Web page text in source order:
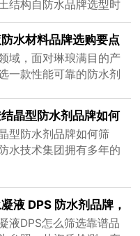
结构自防水品牌选型时
价格或盲目跟风的误
渗漏问题频发。科洛自
结构自防水领域多年的
务过三峡工程、南水北
程、川藏铁路、青岛地
级重点项目，凭借着多
，给大家梳理选型时必
个关键点，帮大家避开
水材料品牌选购要点
域，面对琳琅满目的产
一款性能可靠的防水剂
凝液防水材料品牌因其
理而备受关注。本文将
为您科普如何辨别和选
永凝液产品。
晶型防水剂品牌如何
型防水剂品牌如何筛
水技术集团拥有多年的
点，助您避开传统材料
，找到真正适合混凝土
可靠方案。
液 DPS 防水剂品牌，
核心实力
液DPS怎么筛选靠谱品